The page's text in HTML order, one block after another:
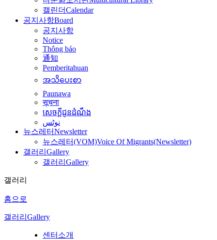
캘린더Calendar
공지사항Board
공지사항
Notice
Thông báo
通知
Pemberitahuan
အသိပေးစာ
Paunawa
सूचना
សេចក្តីជូនដំណឹង
نوٹس
뉴스레터Newsletter
뉴스레터(VOM)Voice Of Migrants(Newsletter)
갤러리 Gallery
갤러리 Gallery
갤러리
홈으로
갤러리 Gallery
센터소개